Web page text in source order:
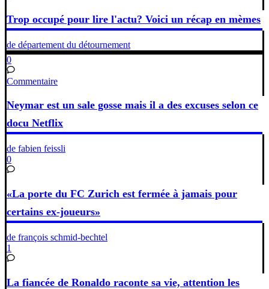
Trop occupé pour lire l'actu? Voici un récap en mèmes
de département du détournement
0
Commentaire
Neymar est un sale gosse mais il a des excuses selon ce
docu Netflix
de fabien feissli
0
«La porte du FC Zurich est fermée à jamais pour
certains ex-joueurs»
de françois schmid-bechtel
1
La fiancée de Ronaldo raconte sa vie, attention les